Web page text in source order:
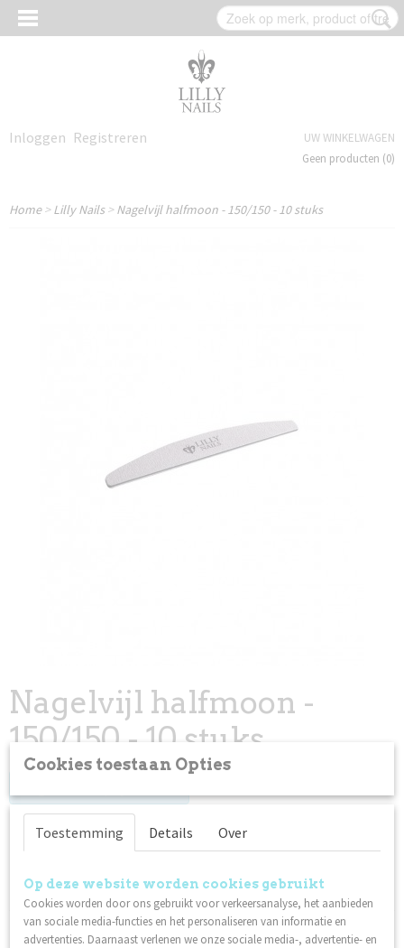
Inloggen Registreren
UW WINKELWAGEN
Geen producten (0)
Home>Lilly Nails>Nagelvijl halfmoon - 150/150 - 10 stuks
Nagelvijl halfmoon -
150/150 - 10 stuks
Niet op voorraad
Specificaties
Productcode
41283
Ook interessant
Cookies toestaan Opties
Toestemming Details Over
Op deze website worden cookies gebruikt
Cookies worden door ons gebruikt voor verkeersanalyse, het aanbieden
van sociale media-functies en het personaliseren van informatie en
advertenties. Daarnaast verlenen we onze sociale media-, advertentie- en